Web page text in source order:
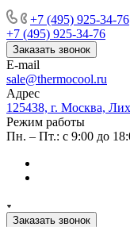
+7 (495) 925-34-76
+7 (495) 925-34-76
Заказать звонок
E-mail
sale@thermocool.ru
Адрес
125438, г. Москва,
Режим работы
Пн. – Пт.: с 9:00 до
Заказать звонок